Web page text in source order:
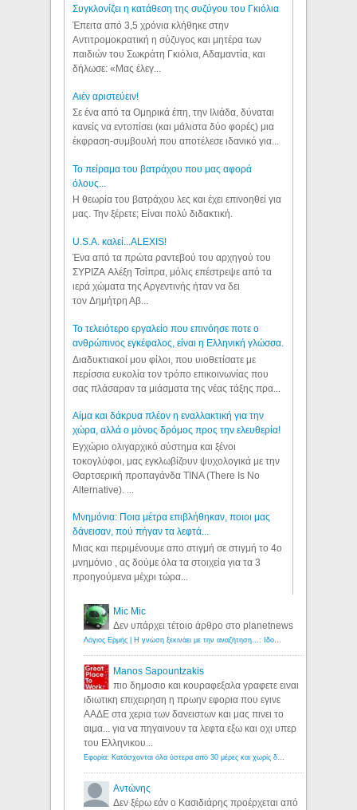
Συγκλονίζει η κατάθεση της συζύγου του Γκιόλια
Έπειτα από 3,5 χρόνια κλήθηκε στην
Αντιτρομοκρατική η σύζυγος και μητέρα των
παιδιών του Σωκράτη Γκιόλια, Αδαμαντία, και
δήλωσε: «Μας έλεγ...
Aιέν αριστεύειν!
Σε ένα από τα Ομηρικά έπη, την Ιλιάδα, δύναται
κανείς να εντοπίσει (και μάλιστα δύο φορές) μια
έκφραση-συμβουλή που αποτέλεσε ιδανικό για...
Το πείραμα του βατράχου που μας αφορά
όλους...
Η θεωρία του βατράχου λες και έχει επινοηθεί για
μας. Την ξέρετε; Είναι πολύ διδακτική.
U.S.A. καλεί...ALEXIS!
Ένα από τα πρώτα ραντεβού του αρχηγού του
ΣΥΡΙΖΑ Αλέξη Τσίπρα, μόλις επέστρεψε από τα
ιερά χώματα της Αργεντινής ήταν να δει
τον Δημήτρη Αβ...
Το τελειότερο εργαλείο που επινόησε ποτε ο
ανθρώπινος εγκέφαλος, είναι η Ελληνική γλώσσα.
Διαδυκτιακοί μου φίλοι, που υιοθετίσατε με
περίσσια ευκολία τον τρόπο επικοινωνίας που
σας πλάσαραν τα μιάσματα της νέας τάξης πρα...
Αίμα και δάκρυα πλέον η εναλλακτική για την
χώρα, αλλά ο μόνος δρόμος προς την ελευθερία!
Εγχώριο ολιγαρχικό σύστημα και ξένοι
τοκογλύφοι, μας εγκλωβίζουν ψυχολογικά με την
Θαρτσερική προπαγάνδα TINA (There Is No
Alternative). ...
Μνημόνια: Ποια μέτρα επιβλήθηκαν, ποιοι μας
δάνεισαν, πού πήγαν τα λεφτά...
Μιας και περιμένουμε απο στιγμή σε στιγμή το 4ο
μνημόνιο , ας δούμε όλα τα στοιχεία για τα 3
προηγούμενα μέχρι τώρα...
Mic Mic
Δεν υπάρχει τέτοιο άρθρο στο planetnews
Λόγιος Ερμής | Η γνώση ξεκινάει με την αναζήτηση...: Ιδού οι 18 που χρωστούν 11 δις ευρώ!
Manos Sapountzakis
πιο δημοσιο και κουραφεξαλα γραφετε ειναι
ιδιωτικη επιχειρηση η πρωην εφορια που εγινε
ΑΑΔΕ στα χερια των δανειστων και μας πινει το
αιμα... για να πηγαινουν τα λεφτα εξω και οχι υπερ
του Ελληνικου...
Εφορία: Κατάσχονται όλα ύστερα από 30 μέρες και χωρίς δικαστικές αποφάσεις - Λόγιος Ερμής
Αντώνης
Δεν ξέρω εάν ο Κασιδιάρης προέρχεται από